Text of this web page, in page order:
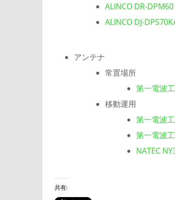
ALINCO DR-DPM60
ALINCO DJ-
アンテナ
常置場所
第一電波
移動運用
第一電波
第一電波
NATEC
共有: